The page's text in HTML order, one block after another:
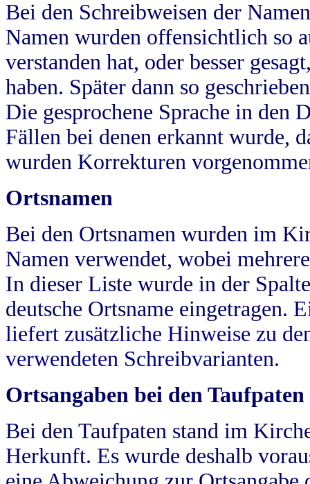
Bei den Schreibweisen der
Namen wurden offensichtlich so
verstanden hat, oder besser
haben. Später dann so
Die gesprochene Sprache in
Fällen bei denen erkannt wurde,
wurden Korrekturen
Ortsnamen
Bei den Ortsnamen wurden im
Namen verwendet, wobei
In dieser Liste wurde in der
deutsche Ortsname eingetragen.
liefert zusätzliche Hinweise zu
verwendeten Schreibvarianten.
Ortsangaben bei den Taufpaten
Bei den Taufpaten stand im
Herkunft. Es wurde deshalb